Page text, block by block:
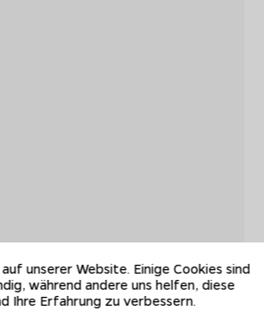
unserer Website. Einige Cookies sind
während andere uns helfen, diese
Ihre Erfahrung zu verbessern.